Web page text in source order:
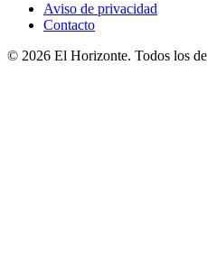
Aviso de privacidad
Contacto
© 2026 El Horizonte. Todos los